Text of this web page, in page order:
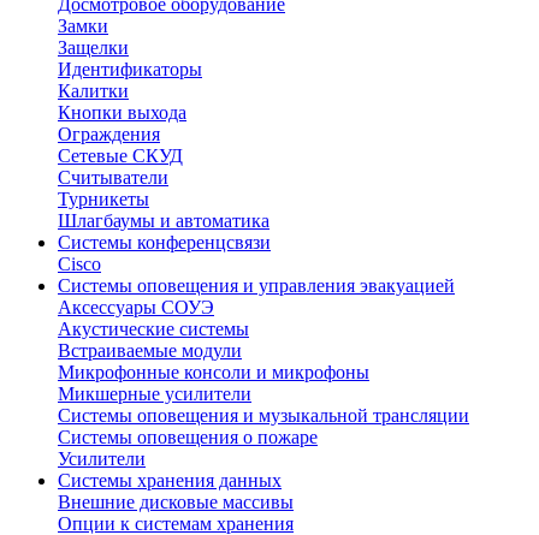
Досмотровое оборудование
Замки
Защелки
Идентификаторы
Калитки
Кнопки выхода
Ограждения
Сетевые СКУД
Считыватели
Турникеты
Шлагбаумы и автоматика
Системы конференцсвязи
Cisco
Системы оповещения и управления эвакуацией
Аксессуары СОУЭ
Акустические системы
Встраиваемые модули
Микрофонные консоли и микрофоны
Микшерные усилители
Системы оповещения и музыкальной трансляции
Системы оповещения о пожаре
Усилители
Системы хранения данных
Внешние дисковые массивы
Опции к системам хранения